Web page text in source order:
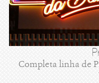
Completa linha de